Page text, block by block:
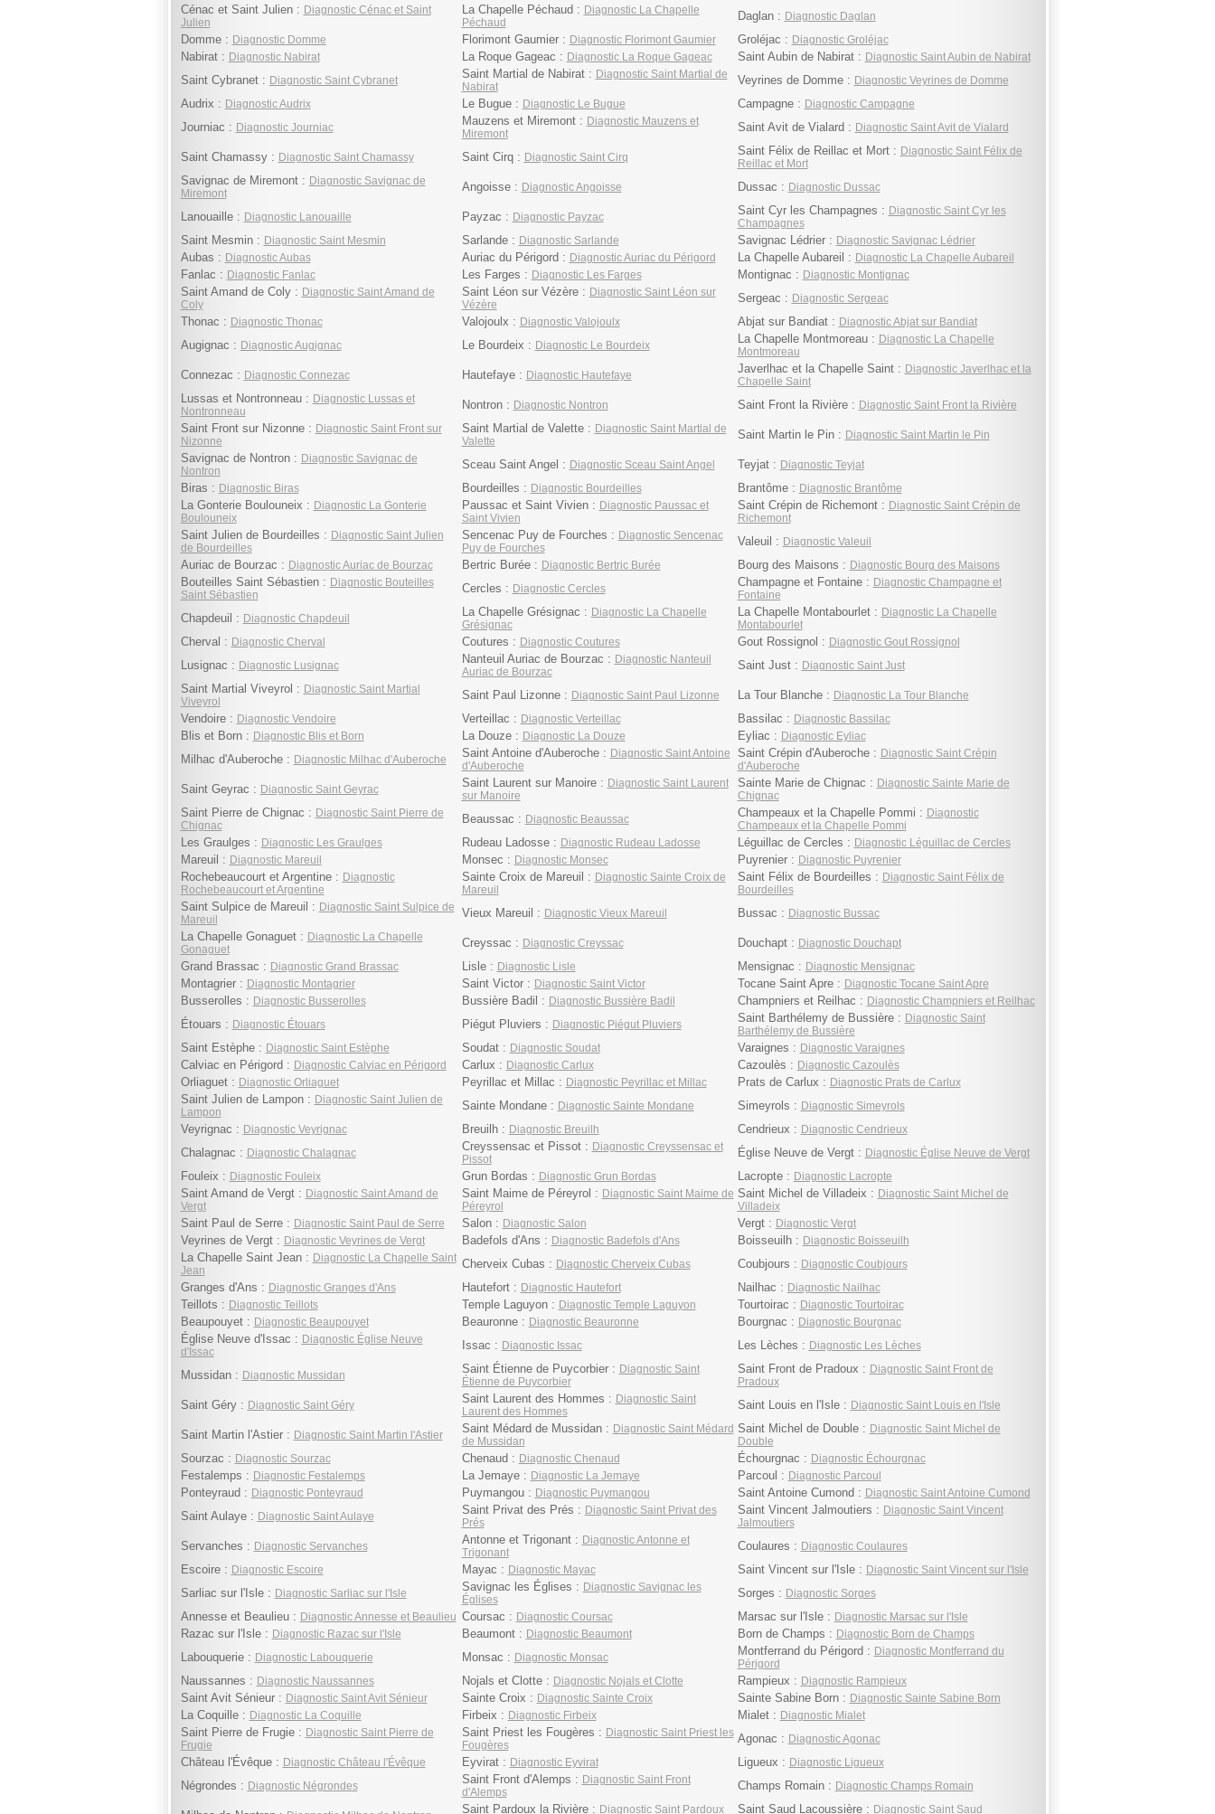
Cénac et Saint Julien : Diagnostic Cénac et Saint
Julien
La Chapelle Péchaud : Diagnostic La Chapelle
Péchaud
Daglan : Diagnostic Daglan
Domme : Diagnostic Domme Florimont Gaumier : Diagnostic Florimont Gaumier Groléjac : Diagnostic Groléjac
Nabirat : Diagnostic Nabirat La Roque Gageac : Diagnostic La Roque Gageac Saint Aubin de Nabirat : Diagnostic Saint Aubin de Nabirat
Saint Cybranet : Diagnostic Saint Cybranet Saint Martial de Nabirat : Diagnostic Saint Martial de
Nabirat
Veyrines de Domme : Diagnostic Veyrines de Domme
Audrix : Diagnostic Audrix Le Bugue : Diagnostic Le Bugue Campagne : Diagnostic Campagne
Journiac : Diagnostic Journiac Mauzens et Miremont : Diagnostic Mauzens et
Miremont
Saint Avit de Vialard : Diagnostic Saint Avit de Vialard
Saint Chamassy : Diagnostic Saint Chamassy Saint Cirq : Diagnostic Saint Cirq Saint Félix de Reillac et Mort : Diagnostic Saint Félix de
Reillac et Mort
Savignac de Miremont : Diagnostic Savignac de
Miremont
Angoisse : Diagnostic Angoisse Dussac : Diagnostic Dussac
Lanouaille : Diagnostic Lanouaille Payzac : Diagnostic Payzac Saint Cyr les Champagnes : Diagnostic Saint Cyr les
Champagnes
Saint Mesmin : Diagnostic Saint Mesmin Sarlande : Diagnostic Sarlande Savignac Lédrier : Diagnostic Savignac Lédrier
Aubas : Diagnostic Aubas Auriac du Périgord : Diagnostic Auriac du Périgord La Chapelle Aubareil : Diagnostic La Chapelle Aubareil
Fanlac : Diagnostic Fanlac Les Farges : Diagnostic Les Farges Montignac : Diagnostic Montignac
Saint Amand de Coly : Diagnostic Saint Amand de
Coly
Saint Léon sur Vézère : Diagnostic Saint Léon sur
Vézère
Sergeac : Diagnostic Sergeac
Thonac : Diagnostic Thonac Valojoulx : Diagnostic Valojoulx Abjat sur Bandiat : Diagnostic Abjat sur Bandiat
Augignac : Diagnostic Augignac Le Bourdeix : Diagnostic Le Bourdeix La Chapelle Montmoreau : Diagnostic La Chapelle
Montmoreau
Connezac : Diagnostic Connezac Hautefaye : Diagnostic Hautefaye Javerlhac et la Chapelle Saint : Diagnostic Javerlhac et la
Chapelle Saint
Lussas et Nontronneau : Diagnostic Lussas et
Nontronneau
Nontron : Diagnostic Nontron Saint Front la Rivière : Diagnostic Saint Front la Rivière
Saint Front sur Nizonne : Diagnostic Saint Front sur
Nizonne
Saint Martial de Valette : Diagnostic Saint Martial de
Valette
Saint Martin le Pin : Diagnostic Saint Martin le Pin
Savignac de Nontron : Diagnostic Savignac de
Nontron
Sceau Saint Angel : Diagnostic Sceau Saint Angel Teyjat : Diagnostic Teyjat
Biras : Diagnostic Biras Bourdeilles : Diagnostic Bourdeilles Brantôme : Diagnostic Brantôme
La Gonterie Boulouneix : Diagnostic La Gonterie
Boulouneix
Paussac et Saint Vivien : Diagnostic Paussac et
Saint Vivien
Saint Crépin de Richemont : Diagnostic Saint Crépin de
Richemont
Saint Julien de Bourdeilles : Diagnostic Saint Julien
de Bourdeilles
Sencenac Puy de Fourches : Diagnostic Sencenac
Puy de Fourches
Valeuil : Diagnostic Valeuil
Auriac de Bourzac : Diagnostic Auriac de Bourzac Bertric Burée : Diagnostic Bertric Burée Bourg des Maisons : Diagnostic Bourg des Maisons
Bouteilles Saint Sébastien : Diagnostic Bouteilles
Saint Sébastien
Cercles : Diagnostic Cercles Champagne et Fontaine : Diagnostic Champagne et
Fontaine
Chapdeuil : Diagnostic Chapdeuil La Chapelle Grésignac : Diagnostic La Chapelle
Grésignac
La Chapelle Montabourlet : Diagnostic La Chapelle
Montabourlet
Cherval : Diagnostic Cherval Coutures : Diagnostic Coutures Gout Rossignol : Diagnostic Gout Rossignol
Lusignac : Diagnostic Lusignac Nanteuil Auriac de Bourzac : Diagnostic Nanteuil
Auriac de Bourzac
Saint Just : Diagnostic Saint Just
Saint Martial Viveyrol : Diagnostic Saint Martial
Viveyrol
Saint Paul Lizonne : Diagnostic Saint Paul Lizonne La Tour Blanche : Diagnostic La Tour Blanche
Vendoire : Diagnostic Vendoire Verteillac : Diagnostic Verteillac Bassilac : Diagnostic Bassilac
Blis et Born : Diagnostic Blis et Born La Douze : Diagnostic La Douze Eyliac : Diagnostic Eyliac
Milhac d'Auberoche : Diagnostic Milhac d'Auberoche Saint Antoine d'Auberoche : Diagnostic Saint Antoine
d'Auberoche
Saint Crépin d'Auberoche : Diagnostic Saint Crépin
d'Auberoche
Saint Geyrac : Diagnostic Saint Geyrac Saint Laurent sur Manoire : Diagnostic Saint Laurent
sur Manoire
Sainte Marie de Chignac : Diagnostic Sainte Marie de
Chignac
Saint Pierre de Chignac : Diagnostic Saint Pierre de
Chignac
Beaussac : Diagnostic Beaussac Champeaux et la Chapelle Pommi : Diagnostic
Champeaux et la Chapelle Pommi
Les Graulges : Diagnostic Les Graulges Rudeau Ladosse : Diagnostic Rudeau Ladosse Léguillac de Cercles : Diagnostic Léguillac de Cercles
Mareuil : Diagnostic Mareuil Monsec : Diagnostic Monsec Puyrenier : Diagnostic Puyrenier
Rochebeaucourt et Argentine : Diagnostic
Rochebeaucourt et Argentine
Sainte Croix de Mareuil : Diagnostic Sainte Croix de
Mareuil
Saint Félix de Bourdeilles : Diagnostic Saint Félix de
Bourdeilles
Saint Sulpice de Mareuil : Diagnostic Saint Sulpice de
Mareuil
Vieux Mareuil : Diagnostic Vieux Mareuil Bussac : Diagnostic Bussac
La Chapelle Gonaguet : Diagnostic La Chapelle
Gonaguet
Creyssac : Diagnostic Creyssac Douchapt : Diagnostic Douchapt
Grand Brassac : Diagnostic Grand Brassac Lisle : Diagnostic Lisle Mensignac : Diagnostic Mensignac
Montagrier : Diagnostic Montagrier Saint Victor : Diagnostic Saint Victor Tocane Saint Apre : Diagnostic Tocane Saint Apre
Busserolles : Diagnostic Busserolles Bussière Badil : Diagnostic Bussière Badil Champniers et Reilhac : Diagnostic Champniers et Reilhac
Étouars : Diagnostic Étouars Piégut Pluviers : Diagnostic Piégut Pluviers Saint Barthélemy de Bussière : Diagnostic Saint
Barthélemy de Bussière
Saint Estèphe : Diagnostic Saint Estèphe Soudat : Diagnostic Soudat Varaignes : Diagnostic Varaignes
Calviac en Périgord : Diagnostic Calviac en Périgord Carlux : Diagnostic Carlux Cazoulès : Diagnostic Cazoulès
Orliaguet : Diagnostic Orliaguet Peyrillac et Millac : Diagnostic Peyrillac et Millac Prats de Carlux : Diagnostic Prats de Carlux
Saint Julien de Lampon : Diagnostic Saint Julien de
Lampon
Sainte Mondane : Diagnostic Sainte Mondane Simeyrols : Diagnostic Simeyrols
Veyrignac : Diagnostic Veyrignac Breuilh : Diagnostic Breuilh Cendrieux : Diagnostic Cendrieux
Chalagnac : Diagnostic Chalagnac Creyssensac et Pissot : Diagnostic Creyssensac et
Pissot
Église Neuve de Vergt : Diagnostic Église Neuve de Vergt
Fouleix : Diagnostic Fouleix Grun Bordas : Diagnostic Grun Bordas Lacropte : Diagnostic Lacropte
Saint Amand de Vergt : Diagnostic Saint Amand de
Vergt
Saint Maime de Péreyrol : Diagnostic Saint Maime de
Péreyrol
Saint Michel de Villadeix : Diagnostic Saint Michel de
Villadeix
Saint Paul de Serre : Diagnostic Saint Paul de Serre Salon : Diagnostic Salon Vergt : Diagnostic Vergt
Veyrines de Vergt : Diagnostic Veyrines de Vergt Badefols d'Ans : Diagnostic Badefols d'Ans Boisseuilh : Diagnostic Boisseuilh
La Chapelle Saint Jean : Diagnostic La Chapelle Saint
Jean
Cherveix Cubas : Diagnostic Cherveix Cubas Coubjours : Diagnostic Coubjours
Granges d'Ans : Diagnostic Granges d'Ans Hautefort : Diagnostic Hautefort Nailhac : Diagnostic Nailhac
Teillots : Diagnostic Teillots Temple Laguyon : Diagnostic Temple Laguyon Tourtoirac : Diagnostic Tourtoirac
Beaupouyet : Diagnostic Beaupouyet Beauronne : Diagnostic Beauronne Bourgnac : Diagnostic Bourgnac
Église Neuve d'Issac : Diagnostic Église Neuve
d'Issac
Issac : Diagnostic Issac Les Lèches : Diagnostic Les Lèches
Mussidan : Diagnostic Mussidan Saint Étienne de Puycorbier : Diagnostic Saint
Étienne de Puycorbier
Saint Front de Pradoux : Diagnostic Saint Front de
Pradoux
Saint Géry : Diagnostic Saint Géry Saint Laurent des Hommes : Diagnostic Saint
Laurent des Hommes
Saint Louis en l'Isle : Diagnostic Saint Louis en l'Isle
Saint Martin l'Astier : Diagnostic Saint Martin l'Astier Saint Médard de Mussidan : Diagnostic Saint Médard
de Mussidan
Saint Michel de Double : Diagnostic Saint Michel de
Double
Sourzac : Diagnostic Sourzac Chenaud : Diagnostic Chenaud Échourgnac : Diagnostic Échourgnac
Festalemps : Diagnostic Festalemps La Jemaye : Diagnostic La Jemaye Parcoul : Diagnostic Parcoul
Ponteyraud : Diagnostic Ponteyraud Puymangou : Diagnostic Puymangou Saint Antoine Cumond : Diagnostic Saint Antoine Cumond
Saint Aulaye : Diagnostic Saint Aulaye Saint Privat des Prés : Diagnostic Saint Privat des
Prés
Saint Vincent Jalmoutiers : Diagnostic Saint Vincent
Jalmoutiers
Servanches : Diagnostic Servanches Antonne et Trigonant : Diagnostic Antonne et
Trigonant
Coulaures : Diagnostic Coulaures
Escoire : Diagnostic Escoire Mayac : Diagnostic Mayac Saint Vincent sur l'Isle : Diagnostic Saint Vincent sur l'Isle
Sarliac sur l'Isle : Diagnostic Sarliac sur l'Isle Savignac les Églises : Diagnostic Savignac les
Églises
Sorges : Diagnostic Sorges
Annesse et Beaulieu : Diagnostic Annesse et Beaulieu Coursac : Diagnostic Coursac Marsac sur l'Isle : Diagnostic Marsac sur l'Isle
Razac sur l'Isle : Diagnostic Razac sur l'Isle Beaumont : Diagnostic Beaumont Born de Champs : Diagnostic Born de Champs
Labouquerie : Diagnostic Labouquerie Monsac : Diagnostic Monsac Montferrand du Périgord : Diagnostic Montferrand du
Périgord
Naussannes : Diagnostic Naussannes Nojals et Clotte : Diagnostic Nojals et Clotte Rampieux : Diagnostic Rampieux
Saint Avit Sénieur : Diagnostic Saint Avit Sénieur Sainte Croix : Diagnostic Sainte Croix Sainte Sabine Born : Diagnostic Sainte Sabine Born
La Coquille : Diagnostic La Coquille Firbeix : Diagnostic Firbeix Mialet : Diagnostic Mialet
Saint Pierre de Frugie : Diagnostic Saint Pierre de
Frugie
Saint Priest les Fougères : Diagnostic Saint Priest les
Fougères
Agonac : Diagnostic Agonac
Château l'Évêque : Diagnostic Château l'Évêque Eyvirat : Diagnostic Eyvirat Ligueux : Diagnostic Ligueux
Négrondes : Diagnostic Négrondes Saint Front d'Alemps : Diagnostic Saint Front
d'Alemps
Champs Romain : Diagnostic Champs Romain
Saint Pardoux la Rivière : Diagnostic Saint Pardoux Saint Saud Lacoussière : Diagnostic Saint Saud